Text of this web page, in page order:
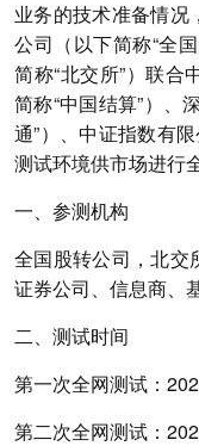
业务的技术准备情况
公司（以下简称“全
简称“北交所”）联
简称“中国结算”）、
通”）、中证指数有
测试环境供市场进行
一、参测机构
全国股转公司，北交
证券公司、信息商、
二、测试时间
第一次全网测试：
第二次全网测试：